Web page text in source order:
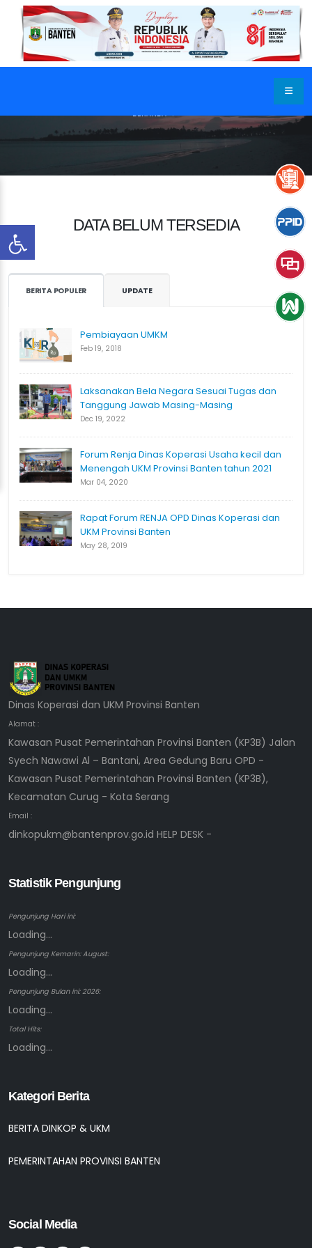
BERANDA
DATA BELUM TERSEDIA
BERITA POPULER UPDATE
Pembiayaan UMKM
Feb 19, 2018
Laksanakan Bela Negara Sesuai Tugas dan
Tanggung Jawab Masing-Masing
Dec 19, 2022
Forum Renja Dinas Koperasi Usaha kecil dan
Menengah UKM Provinsi Banten tahun 2021
Mar 04, 2020
Rapat Forum RENJA OPD Dinas Koperasi dan
UKM Provinsi Banten
May 28, 2019
Dinas Koperasi dan UKM Provinsi Banten
Alamat :
Kawasan Pusat Pemerintahan Provinsi Banten (KP3B) Jalan
Syech Nawawi Al – Bantani, Area Gedung Baru OPD -
Kawasan Pusat Pemerintahan Provinsi Banten (KP3B),
Kecamatan Curug - Kota Serang
Email :
dinkopukm@bantenprov.go.id HELP DESK -
Statistik Pengunjung
Pengunjung Hari ini:
Loading...
Pengunjung Kemarin: August:
Loading...
Pengunjung Bulan ini: 2026:
Loading...
Total Hits:
Loading...
Kategori Berita
BERITA DINKOP & UKM
PEMERINTAHAN PROVINSI BANTEN
Social Media